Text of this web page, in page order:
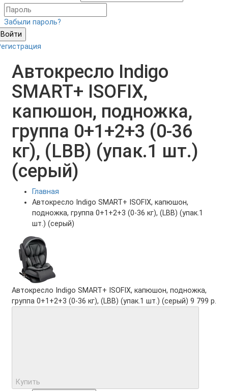
Забыли пароль?
Войти
Автокресло Indigo
SMART+ ISOFIX,
капюшон, подножка,
группа 0+1+2+3 (0-36
кг), (LBB) (упак.1 шт.)
(серый)
Главная
Автокресло Indigo SMART+ ISOFIX, капюшон,
подножка, группа 0+1+2+3 (0-36 кг), (LBB) (упак.1
шт.) (серый)
Автокресло Indigo SMART+ ISOFIX, капюшон, подножка,
группа 0+1+2+3 (0-36 кг), (LBB) (упак.1 шт.) (серый) 9 799 р.
Купить